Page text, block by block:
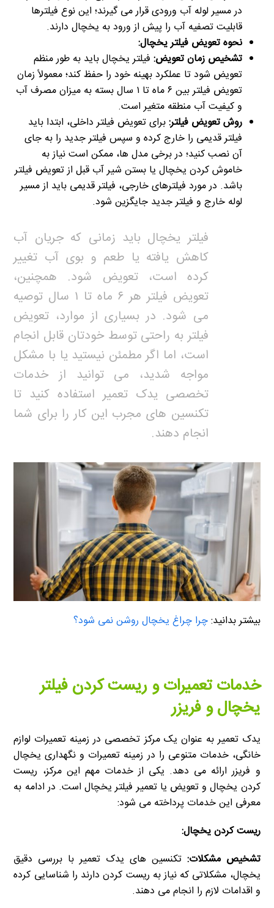
در مسیر لوله آب ورودی قرار می گیرند؛ این نوع فیلترها
قابلیت تصفیه آب را پیش از ورود به یخچال دارند.
نحوه تعویض فیلتر یخچال:
تشخیص زمان تعویض: فیلتر یخچال باید به طور منظم
تعویض شود تا عملکرد بهینه خود را حفظ کند؛ معمولاً زمان
تعویض فیلتر بین ۶ ماه تا ۱ سال بسته به میزان مصرف آب
و کیفیت آب منطقه متغیر است.
روش تعویض فیلتر:برای تعویض فیلتر داخلی، ابتدا باید
فیلتر قدیمی را خارج کرده و سپس فیلتر جدید را به جای
آن نصب کنید؛ در برخی مدل ها، ممکن است نیاز به
خاموش کردن یخچال یا بستن شیر آب قبل از تعویض فیلتر
باشد. در مورد فیلترهای خارجی، فیلتر قدیمی باید از مسیر
لوله خارج و فیلتر جدید جایگزین شود.
فیلتر یخچال باید زمانی که جریان آب
کاهش یافته یا طعم و بوی آب تغییر
کرده است، تعویض شود. همچنین،
تعویض فیلتر هر ۶ ماه تا ۱ سال توصیه
می شود. در بسیاری از موارد، تعویض
فیلتر به راحتی توسط خودتان قابل انجام
است، اما اگر مطمئن نیستید یا با مشکل
مواجه شدید، می توانید از خدمات
تخصصی یدک تعمیر استفاده کنید تا
تکنسین های مجرب این کار را برای شما
انجام دهند.
بیشتر بدانید:چرا چراغ یخچال روشن نمی شود؟
خدمات تعمیرات و ریست کردن فیلتر
یخچال و فریزر
یدک تعمیر به عنوان یک مرکز تخصصی در زمینه تعمیرات لوازم
خانگی، خدمات متنوعی را در زمینه تعمیرات و نگهداری یخچال
و فریزر ارائه می دهد. یکی از خدمات مهم این مرکز، ریست
کردن یخچال و تعویض یا تعمیر فیلتر یخچال است. در ادامه به
معرفی این خدمات پرداخته می شود:
ریست کردن یخچال:
تشخیص مشکلات: تکنسین های یدک تعمیر با بررسی دقیق
یخچال، مشکلاتی که نیاز به ریست کردن دارند را شناسایی کرده
و اقدامات لازم را انجام می دهند.